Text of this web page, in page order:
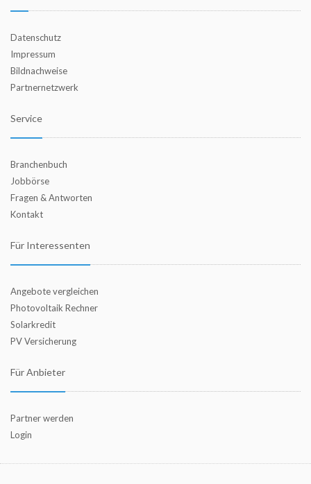
Datenschutz
Impressum
Bildnachweise
Partnernetzwerk
Service
Branchenbuch
Jobbörse
Fragen & Antworten
Kontakt
Für Interessenten
Angebote vergleichen
Photovoltaik Rechner
Solarkredit
PV Versicherung
Für Anbieter
Partner werden
Login